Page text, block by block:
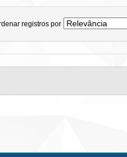
registros por